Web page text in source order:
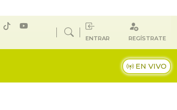
ENTRAR REGÍSTRATE
EN VIVO